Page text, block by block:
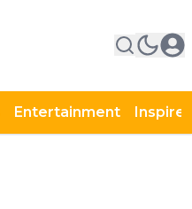
Entertainment